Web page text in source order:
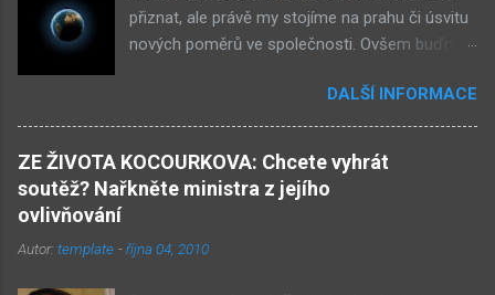
přiznat, ale právě my stojíme na prahu či úsvitu
nových poměrů ve společnosti. Ovšem buďme
Novými poměry ve společnosti myslím
přiklonění se s některé z nám již historicky
známých situací. Přiznejme si to otevřeně – je
to buď nová forma demokracie, anebo
nacismus. Těžko si někdo z nás mohl
společnosti stále větší vliv – v každém městě již
DALŠÍ INFORMACE
ZE ŽIVOTA KOCOURKOVA: Chcete vyhrát
soutěž? Nařkněte ministra z jejího
ovlivňování
Autor: template -října 04, 2010